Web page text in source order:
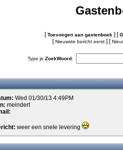
[Toevoegen aan gastenboek] [
[Nieuwste bericht eerst] [
Type je ZoekWoord:
Wed 01/30/13 4:49PM
meindert
weer een snele levering